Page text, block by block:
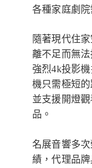
各種家庭劇院
隨著現代住
離不足而無
強烈4k投影
機只需極短
並支援開燈
品。
名展音響多
績，代理品